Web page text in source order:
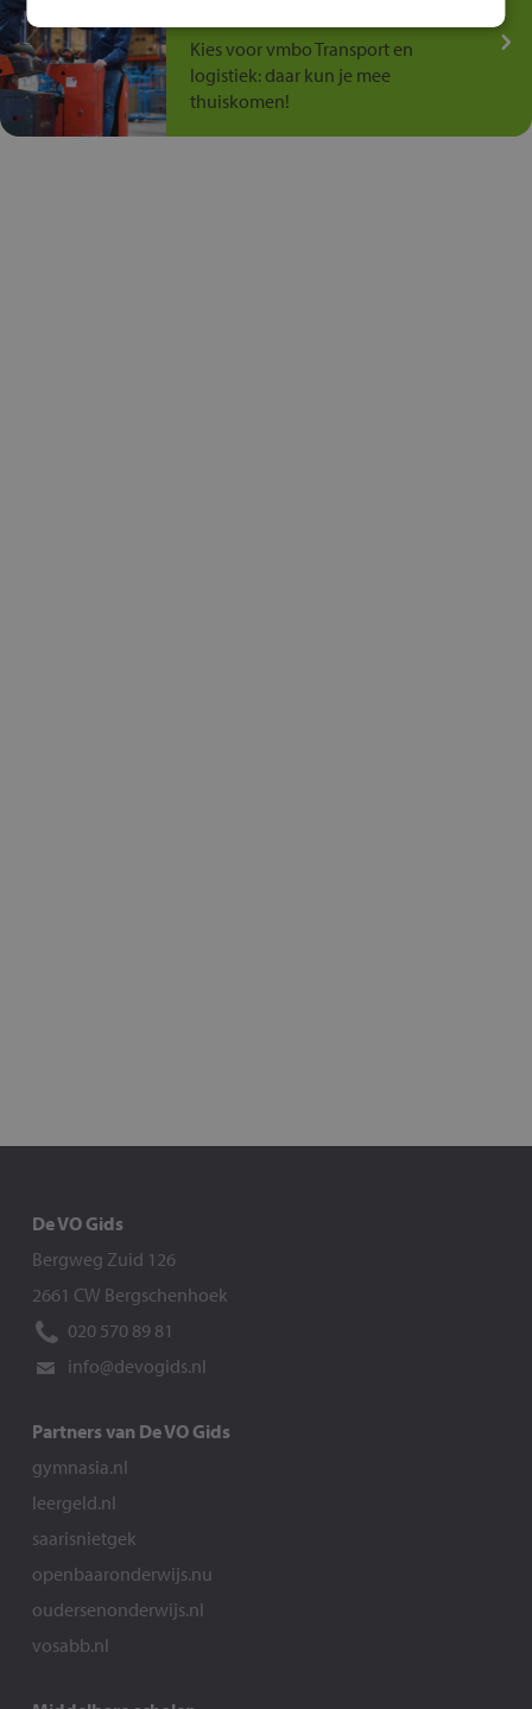
Kies voor vmbo Transport en
logistiek: daar kun je mee
thuiskomen!
De VO Gids
Bergweg Zuid 126
2661 CW Bergschenhoek
020 570 89 81
info@devogids.nl
Partners van De VO Gids
gymnasia.nl
leergeld.nl
saarisnietgek
openbaaronderwijs.nu
oudersenonderwijs.nl
vosabb.nl